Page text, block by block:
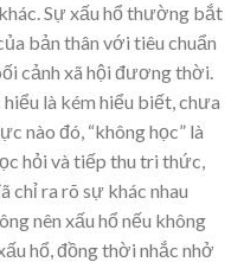
Sự xấu hổ thường bắt
bản thân với tiêu chuẩn
cảnh xã hội đương thời.
là kém hiểu biết, chưa
nào đó, “không học” là
hỏi và tiếp thu tri thức,
chỉ ra rõ sự khác nhau
nên xấu hổ nếu không
hổ, đồng thời nhắc nhở